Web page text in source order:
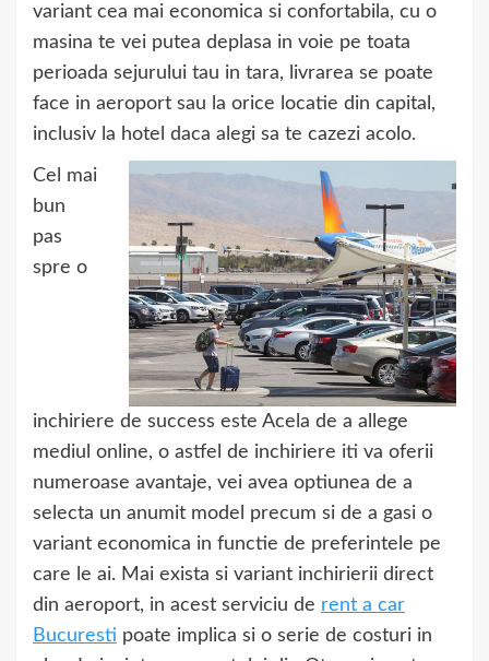
variant cea mai economica si confortabila, cu o
masina te vei putea deplasa in voie pe toata
perioada sejurului tau in tara, livrarea se poate
face in aeroport sau la orice locatie din capital,
inclusiv la hotel daca alegi sa te cazezi acolo.
Cel mai
bun
pas
spre o
inchiriere de success este Acela de a allege
mediul online, o astfel de inchiriere iti va oferii
numeroase avantaje, vei avea optiunea de a
selecta un anumit model precum si de a gasi o
variant economica in functie de preferintele pe
care le ai. Mai exista si variant inchirierii direct
din aeroport, in acest serviciu de rent a car
Bucuresti poate implica si o serie de costuri in